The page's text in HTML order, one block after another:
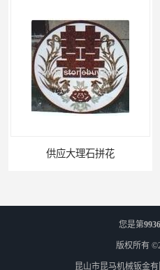
应大理石拼花
您是第
版权所有
昆山市昆马机械钣金有